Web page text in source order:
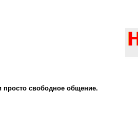
свободное общение.